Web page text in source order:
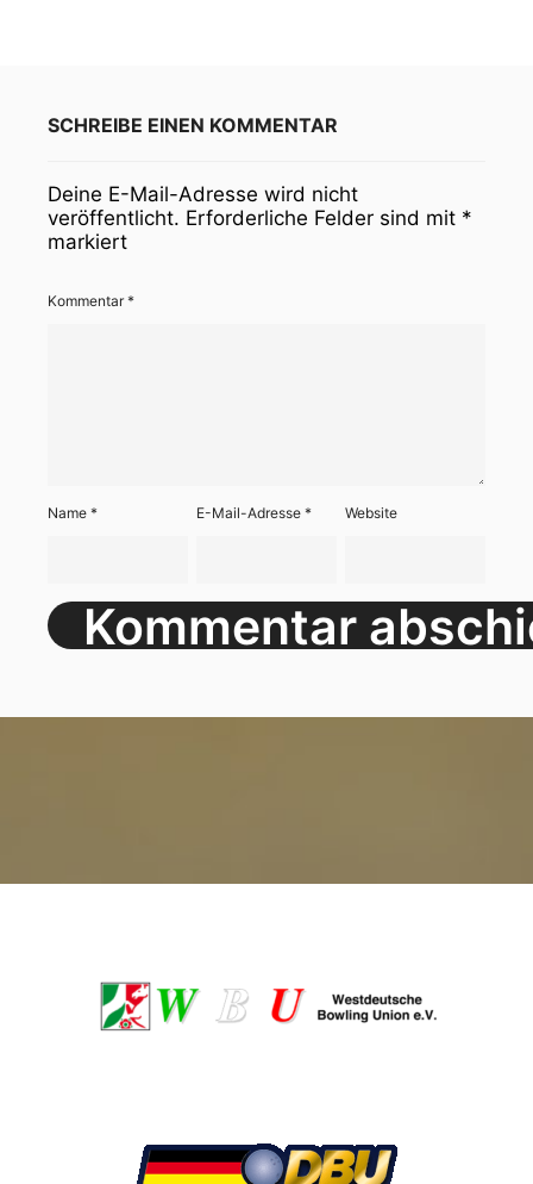
SCHREIBE EINEN KOMMENTAR
Deine E-Mail-Adresse wird nicht
veröffentlicht. Erforderliche Felder sind mit *
markiert
Kommentar*
Name * E-Mail-Adresse* Website